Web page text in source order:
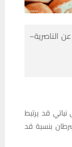
الناصرية–
قد يرتبط
بنسبة قد